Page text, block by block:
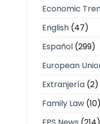
Economic
English(47)
Español(299)
European
Extranjería(2)
Family Law(10)